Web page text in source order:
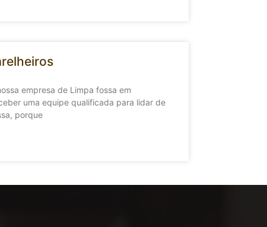
empresa de Limpa fossa em
uma equipe qualificada para lidar de
porque